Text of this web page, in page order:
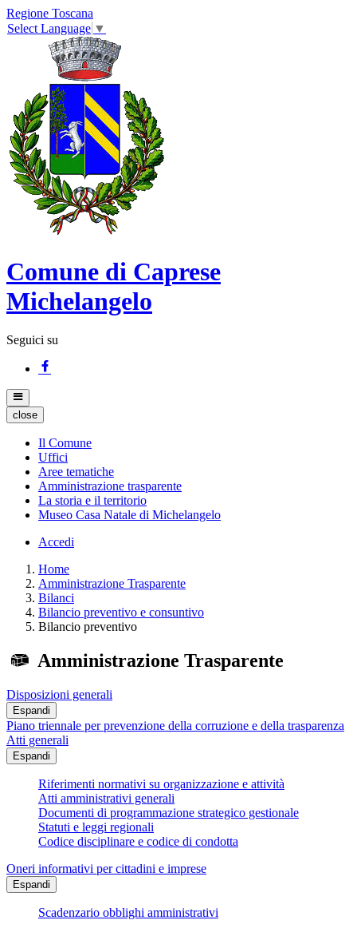
Regione Toscana
Select Language ▼
Comune di Caprese
Michelangelo
Seguici su
close
Il Comune
Uffici
Aree tematiche
Amministrazione trasparente
La storia e il territorio
Museo Casa Natale di Michelangelo
Accedi
Home
Amministrazione Trasparente
Bilanci
Bilancio preventivo e consuntivo
Bilancio preventivo
Amministrazione Trasparente
Disposizioni generali
Espandi
Piano triennale per prevenzione della corruzione e della trasparenza
Atti generali
Espandi
Riferimenti normativi su organizzazione e attività
Atti amministrativi generali
Documenti di programmazione strategico gestionale
Statuti e leggi regionali
Codice disciplinare e codice di condotta
Oneri informativi per cittadini e imprese
Espandi
Scadenzario obblighi amministrativi